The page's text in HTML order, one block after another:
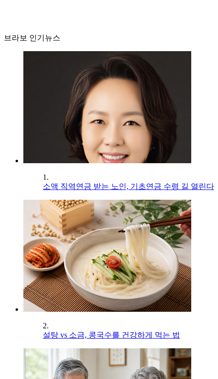
브라보 인기뉴스
1.
소액 직역연금 받는 노인, 기초연금 수령 길 열린다
2.
설탕 vs 소금, 콩국수를 건강하게 먹는 법